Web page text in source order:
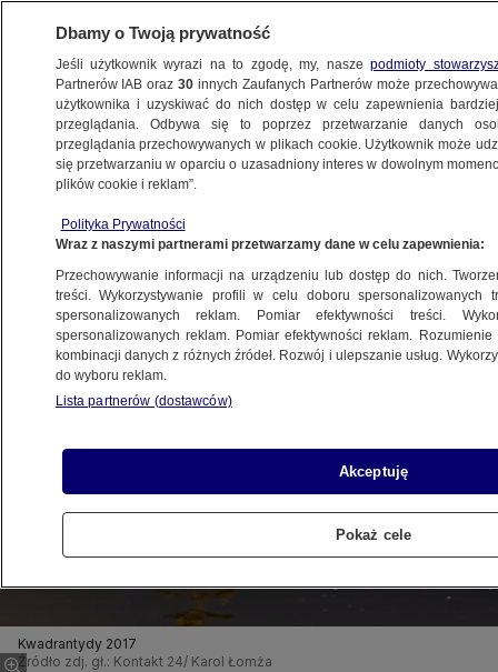
METEO
NAJNOWSZE
3.01.2017, 19:03
Udostępnij
Kwadrantydy 2017
Źródło zdj. gł.: Kontakt 24/ Karol Łomża
Dbamy o Twoją prywatność
Jeśli użytkownik wyrazi na to zgodę, my, naszepodmioty
Partnerów IAB oraz30 innych Zaufanych Partnerów może
użytkownika i uzyskiwać do nich dostęp w celu zapewnienia
przeglądania. Odbywa się to poprzez przetwarzanie danych
przeglądania przechowywanych w plikach cookie. Użytkownik może
się przetwarzaniu w oparciu o uzasadniony interes w dowolnym
plików cookie i reklam”.
Polityka Prywatności
Wraz z naszymi partnerami przetwarzamy dane w celu zapewnienia:
Przechowywanie informacji na urządzeniu lub dostęp do nich.
treści. Wykorzystywanie profili w celu doboru spersonalizowanych
spersonalizowanych reklam. Pomiar efektywności treści.
spersonalizowanych reklam. Pomiar efektywności reklam.
kombinacji danych z różnych źródeł. Rozwój i ulepszanie usług.
do wyboru reklam.
Lista partnerów (dostawców)
Akceptuję
Pokaż cele